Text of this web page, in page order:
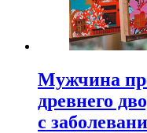
Мужчина
древнего
с